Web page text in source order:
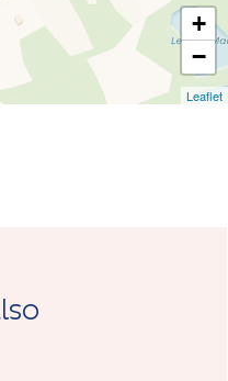
+
−
Leaflet